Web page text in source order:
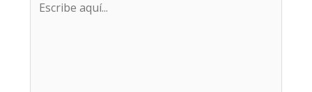
aquí...